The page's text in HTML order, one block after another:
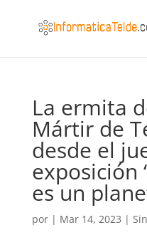
La ermita
Mártir de
desde el
exposición
es un
por | Mar 14, 2023 |